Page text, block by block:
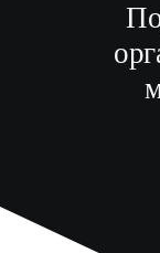
МОДЕЛЯМ